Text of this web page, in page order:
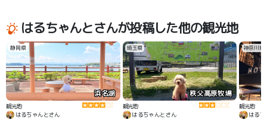
はるちゃんとさんが投稿した他の観光地
静岡県
浜名湖
観光地
はるちゃんとさん
埼玉県
秩父高原牧場
観光地
はるちゃんとさん
神奈川県
観光地
はる